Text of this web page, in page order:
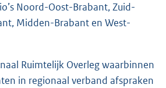
Noord-Oost-Brabant, Zuid-
Midden-Brabant en West-
Ruimtelijk Overleg waarbinnen
in regionaal verband afspraken